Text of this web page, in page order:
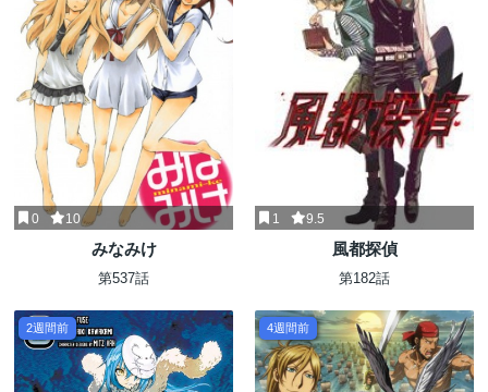
0 10
みなみけ
第537話
1 9.5
風都探偵
第182話
2週間前 4週間前